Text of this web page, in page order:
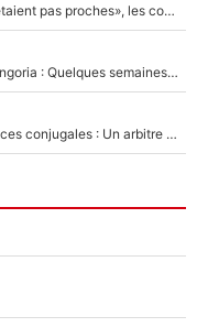
Zinédine Zidane et Didier Deschamps : «Ils n’étaient pas proches», les confidences d’un membre de l’équipe de France 1998 sur leur relation spéciale
Medhi Benatia s'est «senti trahi» par Pablo Longoria : Quelques semaines après son départ, l'ancien directeur de football de l'OM règle ses comptes
Des terrains de Ligue 1 au tribunal pour violences conjugales : Un arbitre français encourt une peine de 18 mois de prison !